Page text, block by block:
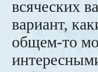
всяческих
вариант,
общем-то